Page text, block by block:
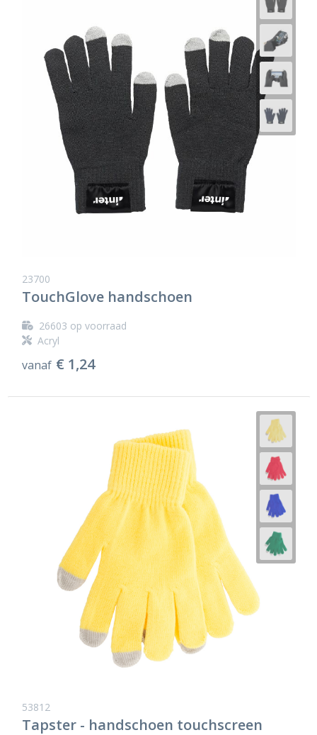
23700
TouchGlove handschoen
26603 op voorraad
Acryl
vanaf € 1,24
53812
Tapster - handschoen touchscreen